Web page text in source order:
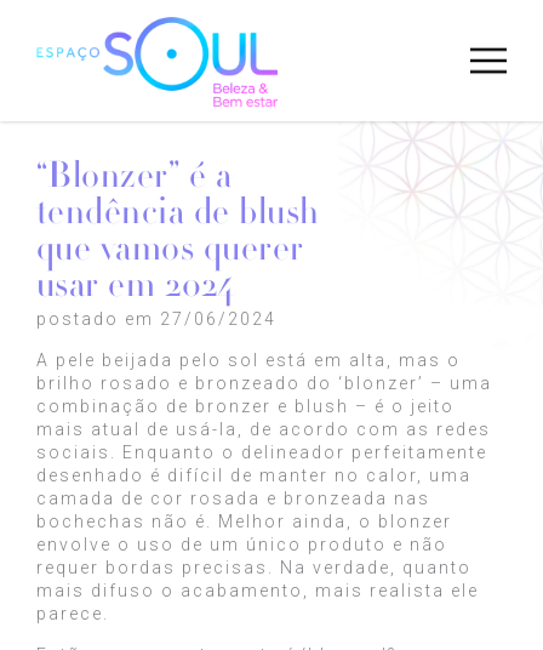
“Blonzer” é a
tendência de blush
que vamos querer
usar em 2024
postado em 27/06/2024
A pele beijada pelo sol está em alta, mas o
brilho rosado e bronzeado do ‘blonzer’ – uma
combinação de bronzer e blush – é o jeito
mais atual de usá-la, de acordo com as redes
sociais. Enquanto o delineador perfeitamente
desenhado é difícil de manter no calor, uma
camada de cor rosada e bronzeada nas
bochechas não é. Melhor ainda, o blonzer
envolve o uso de um único produto e não
requer bordas precisas. Na verdade, quanto
mais difuso o acabamento, mais realista ele
parece.